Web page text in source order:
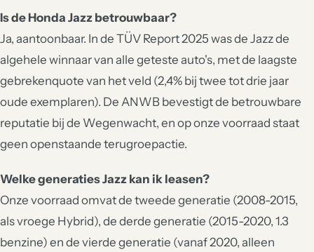
Is de Honda Jazz betrouwbaar?
Ja, aantoonbaar. In de TÜV Report 2025 was de Jazz de
algehele winnaar van alle geteste auto's, met de laagste
gebrekenquote van het veld (2,4% bij twee tot drie jaar
oude exemplaren). De ANWB bevestigt de betrouwbare
reputatie bij de Wegenwacht, en op onze voorraad staat
geen openstaande terugroepactie.
Welke generaties Jazz kan ik leasen?
Onze voorraad omvat de tweede generatie (2008-2015,
als vroege Hybrid), de derde generatie (2015-2020, 1.3
benzine) en de vierde generatie (vanaf 2020, alleen